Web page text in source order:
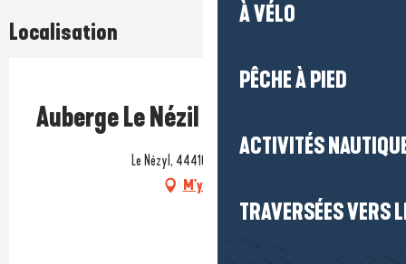
À VÉLO
PÊCHE À PIED
ACTIVITÉS
TRAVERSÉES VERS
Localisation
Auberge Le Nézil
Le Nézyl, 44410 Saint-Lyphard
M'y rendre